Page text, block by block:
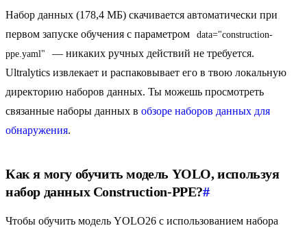
Набор данных (178,4 МБ) скачивается автоматически при
первом запуске обучения с параметром
data="construction-
ppe.yaml"
— никаких ручных действий не требуется.
Ultralytics извлекает и распаковывает его в твою локальную
директорию наборов данных. Ты можешь просмотреть
связанные наборы данных в обзоре наборов данных для
обнаружения.
Как я могу обучить модель YOLO, используя
набор данных Construction-PPE?#
Чтобы обучить модель YOLO26 с использованием набора